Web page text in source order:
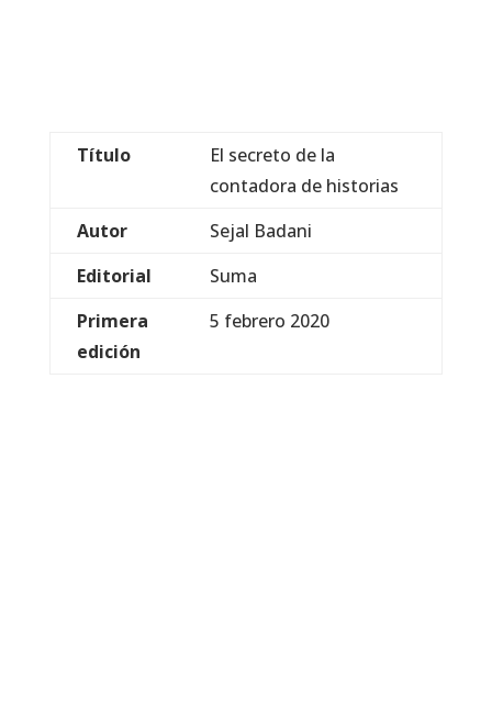
Título
El secreto de la
contadora de historias
Autor
Sejal Badani
Editorial
Suma
Primera
edición
5 febrero 2020